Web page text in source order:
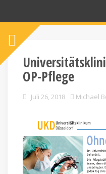
OP-Pflege
Juli 26, 2018 Michael